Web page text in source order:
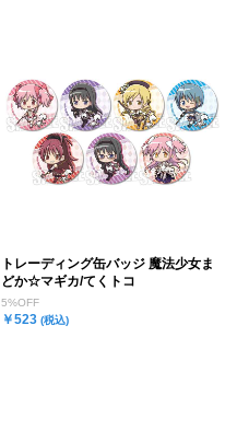
トレーディング缶バッジ 魔法少女ま
どか☆マギカ/てくトコ
5%OFF
￥523 (税込)